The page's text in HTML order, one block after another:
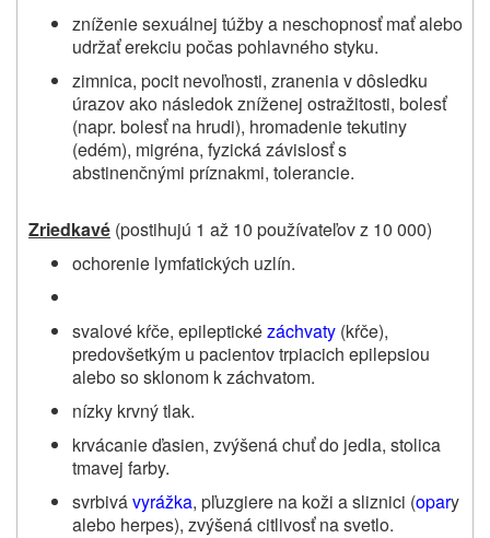
zníženie sexuálnej túžby a neschopnosť mať alebo
udržať erekciu počas pohlavného styku.
zimnica, pocit nevoľnosti, zranenia v dôsledku
úrazov ako následok zníženej ostražitosti, bolesť
(napr. bolesť na hrudi), hromadenie tekutiny
(edém), migréna, fyzická závislosť s
abstinenčnými príznakmi, tolerancie.
Zriedkavé (postihujú 1 až 10 používateľov z 10 000)
ochorenie lymfatických uzlín.
svalové kŕče, epileptickézáchvaty (kŕče),
predovšetkým u pacientov trpiacich epilepsiou
alebo so sklonom k záchvatom.
nízky krvný tlak.
krvácanie ďasien, zvýšená chuť do jedla, stolica
tmavej farby.
svrbivávyrážka, pľuzgiere na koži a sliznici (opary
alebo herpes), zvýšená citlivosť na svetlo.